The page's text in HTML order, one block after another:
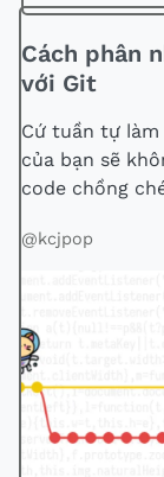
Cách phân
với Git
Cứ tuần tự
của bạn sẽ
code chồng
@kcjpop